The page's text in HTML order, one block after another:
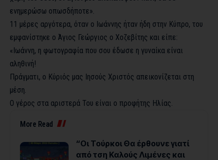
ενημερώσω οπωσδήποτε».
11 μέρες αργότερα, όταν ο Ιωάννης ήταν ήδη στην Κύπρο, του
εμφανίστηκε ο Άγιος Γεώργιος ο Χοζεβίτης και είπε:
«Ιωάννη, η φωτογραφία που σου έδωσε η γυναίκα είναι
αληθινή!
Πράγματι, ο Κύριός μας Ιησούς Χριστός απεικονίζεται στη
μέση.
Ο γέρος στα αριστερά Του είναι ο προφήτης Ηλίας.
More Read
“Οι Τούρκοι Θα έρθουνε γιατί
από τση Καλούς Λιμένες και